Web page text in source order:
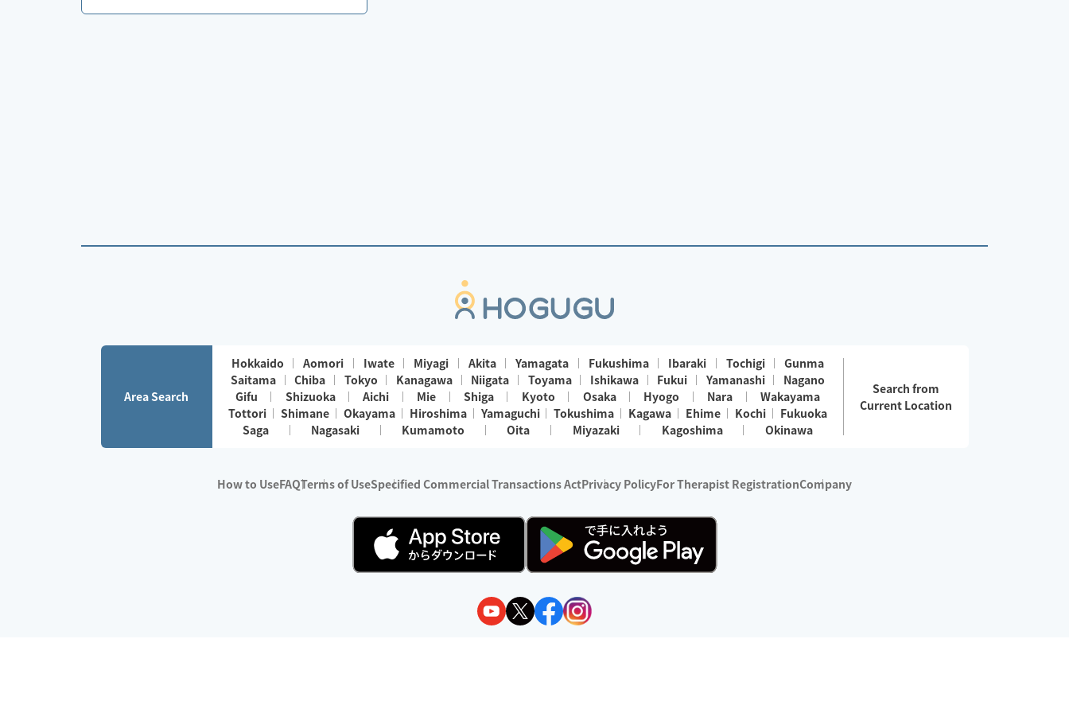
Area Search
Hokkaido Aomori Iwate Miyagi Akita Yamagata Fukushima Ibaraki Tochigi
Gunma
Saitama
Chiba Tokyo Kanagawa Niigata Toyama Ishikawa Fukui Yamanashi
Nagano
Gifu
Shizuoka Aichi Mie Shiga Kyoto Osaka Hyogo Nara
Wakayama
Tottori
Shimane Okayama Hiroshima Yamaguchi Tokushima Kagawa Ehime Kochi
Fukuoka
Saga
Nagasaki Kumamoto Oita Miyazaki Kagoshima Okinawa
Search from
Current Location
How to UseFAQTerms of UseSpecified Commercial Transactions ActPrivacy PolicyFor Therapist RegistrationCompany